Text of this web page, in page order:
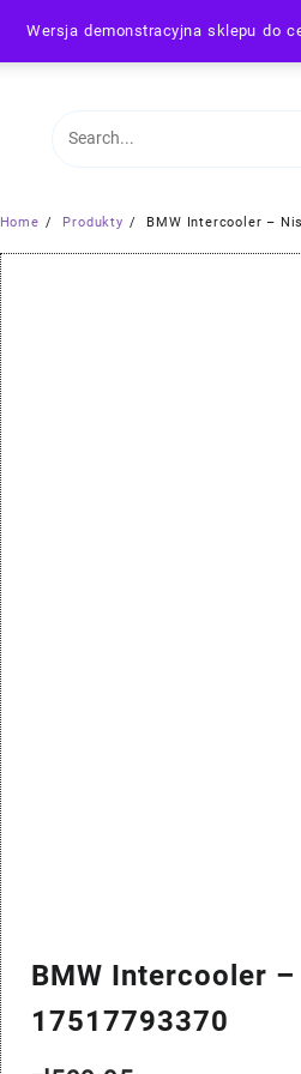
Wersja demonstracyjna sklepu do
Home Produkty BMW Intercooler –
BMW Intercooler –
17517793370